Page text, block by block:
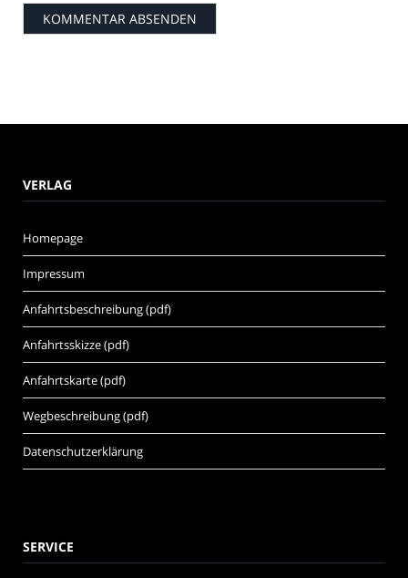
VERLAG
Homepage
Impressum
Anfahrtsbeschreibung (pdf)
Anfahrtsskizze (pdf)
Anfahrtskarte (pdf)
Wegbeschreibung (pdf)
Datenschutzerklärung
SERVICE